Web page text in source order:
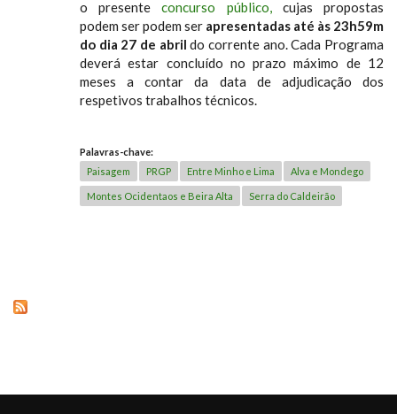
o presenteconcurso público,cujas propostas
podem ser podem ser apresentadas até às 23h59m
do dia 27 de abril do corrente ano. Cada Programa
deverá estar concluído no prazo máximo de 12
meses a contar da data de adjudicação dos
respetivos trabalhos técnicos.
Palavras-chave:
Paisagem
PRGP Entre Minho e Lima Alva e Mondego
Montes Ocidentaos e Beira Alta Serra do Caldeirão